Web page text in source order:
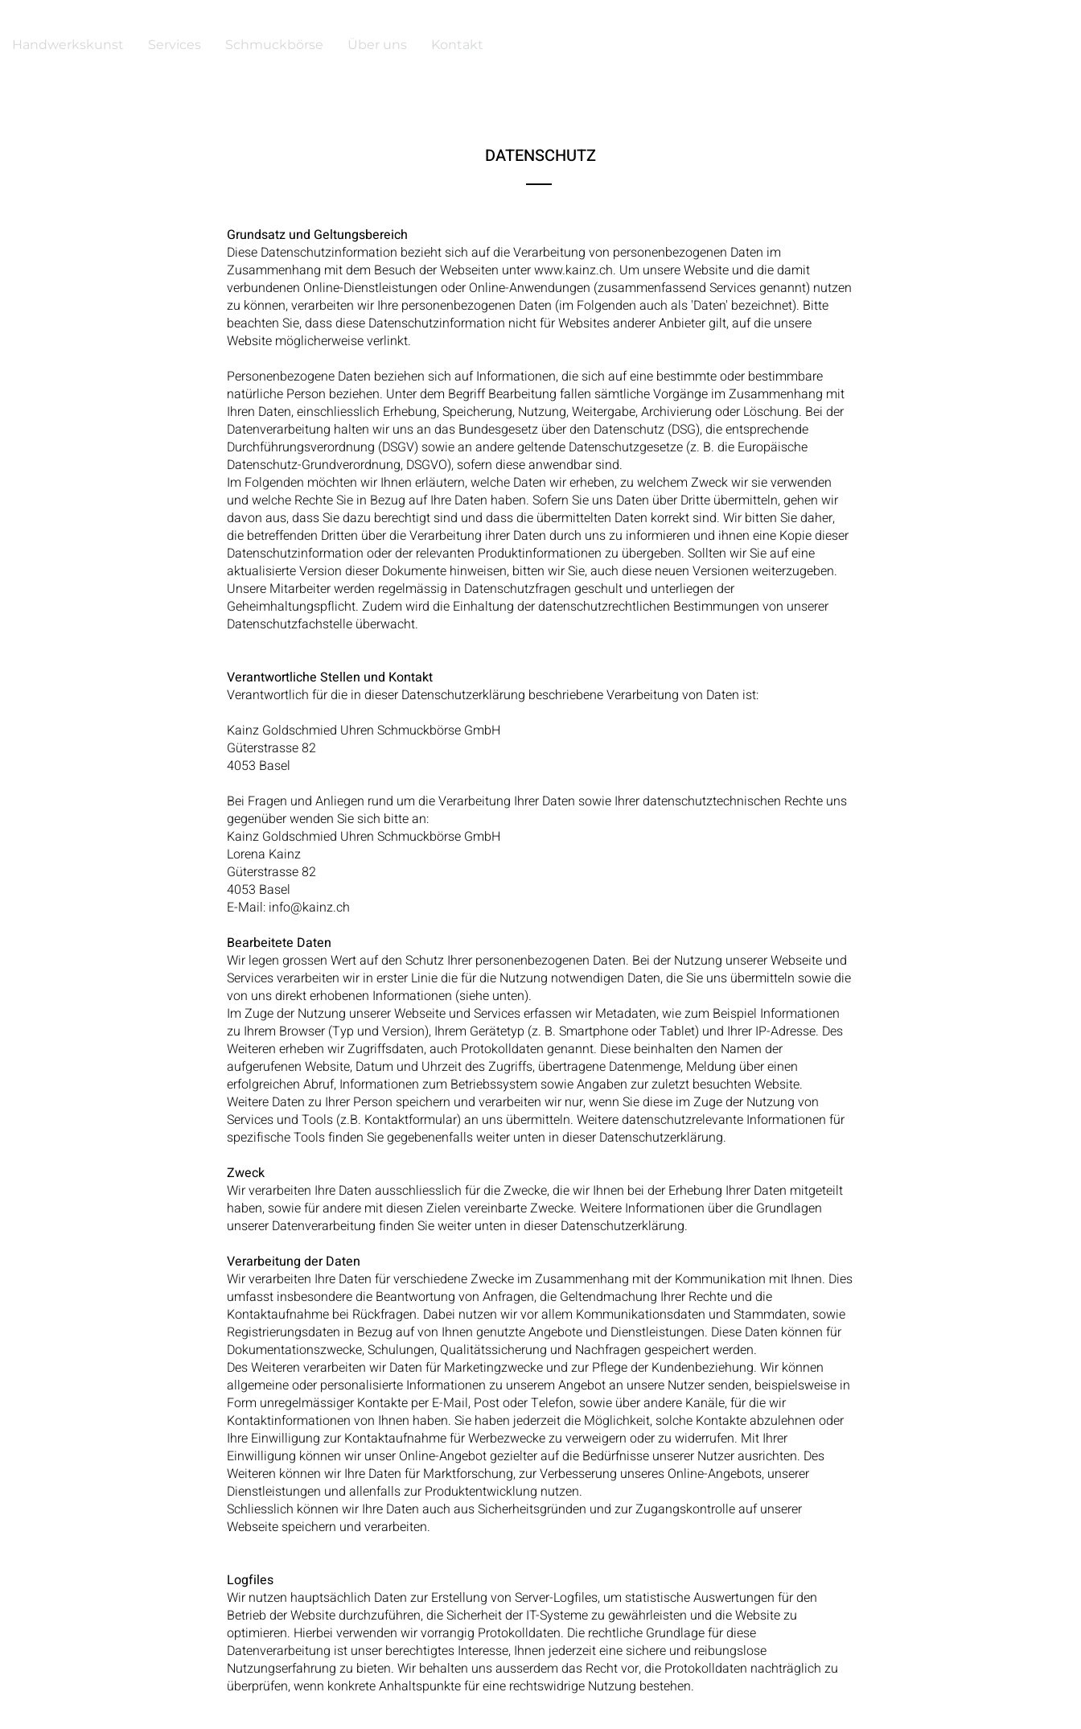
Handwerkskunst Services Schmuckbörse Über uns Kontakt
DATENSCHUTZ
Grundsatz und Geltungsbereich
Diese Datenschutzinformation bezieht sich auf die Verarbeitung von personenbezogenen Daten im
Zusammenhang mit dem Besuch der Webseiten unterwww.kainz.ch. Um unsere Website und die damit
verbundenen Online-Dienstleistungen oder Online-Anwendungen (zusammenfassend Services genannt) nutzen
zu können, verarbeiten wir Ihre personenbezogenen Daten (im Folgenden auch als 'Daten' bezeichnet). Bitte
beachten Sie, dass diese Datenschutzinformation nicht für Websites anderer Anbieter gilt, auf die unsere
Website möglicherweise verlinkt.
Personenbezogene Daten beziehen sich auf Informationen, die sich auf eine bestimmte oder bestimmbare
natürliche Person beziehen. Unter dem Begriff Bearbeitung fallen sämtliche Vorgänge im Zusammenhang mit
Ihren Daten, einschliesslich Erhebung, Speicherung, Nutzung, Weitergabe, Archivierung oder Löschung. Bei der
Datenverarbeitung halten wir uns an das Bundesgesetz über den Datenschutz (DSG), die entsprechende
Durchführungsverordnung (DSGV) sowie an andere geltende Datenschutzgesetze (z. B. die Europäische
Datenschutz-Grundverordnung, DSGVO), sofern diese anwendbar sind.
Im Folgenden möchten wir Ihnen erläutern, welche Daten wir erheben, zu welchem Zweck wir sie verwenden
und welche Rechte Sie in Bezug auf Ihre Daten haben. Sofern Sie uns Daten über Dritte übermitteln, gehen wir
davon aus, dass Sie dazu berechtigt sind und dass die übermittelten Daten korrekt sind. Wir bitten Sie daher,
die betreffenden Dritten über die Verarbeitung ihrer Daten durch uns zu informieren und ihnen eine Kopie dieser
Datenschutzinformation oder der relevanten Produktinformationen zu übergeben. Sollten wir Sie auf eine
aktualisierte Version dieser Dokumente hinweisen, bitten wir Sie, auch diese neuen Versionen weiterzugeben.
Unsere Mitarbeiter werden regelmässig in Datenschutzfragen geschult und unterliegen der
Geheimhaltungspflicht. Zudem wird die Einhaltung der datenschutzrechtlichen Bestimmungen von unserer
Datenschutzfachstelle überwacht.
Verantwortliche Stellen und Kontakt
Verantwortlich für die in dieser Datenschutzerklärung beschriebene Verarbeitung von Daten ist:
Kainz Goldschmied Uhren Schmuckbörse GmbH
Güterstrasse 82
4053 Basel
Bei Fragen und Anliegen rund um die Verarbeitung Ihrer Daten sowie Ihrer datenschutztechnischen Rechte uns
gegenüber wenden Sie sich bitte an:
Kainz Goldschmied Uhren Schmuckbörse GmbH
Lorena Kainz
Güterstrasse 82
4053 Basel
E-Mail: info@kainz.ch
Bearbeitete Daten
Wir legen grossen Wert auf den Schutz Ihrer personenbezogenen Daten. Bei der Nutzung unserer Webseite und
Services verarbeiten wir in erster Linie die für die Nutzung notwendigen Daten, die Sie uns übermitteln sowie die
von uns direkt erhobenen Informationen (siehe unten).
Im Zuge der Nutzung unserer Webseite und Services erfassen wir Metadaten, wie zum Beispiel Informationen
zu Ihrem Browser (Typ und Version), Ihrem Gerätetyp (z. B. Smartphone oder Tablet) und Ihrer IP-Adresse. Des
Weiteren erheben wir Zugriffsdaten, auch Protokolldaten genannt. Diese beinhalten den Namen der
aufgerufenen Website, Datum und Uhrzeit des Zugriffs, übertragene Datenmenge, Meldung über einen
erfolgreichen Abruf, Informationen zum Betriebssystem sowie Angaben zur zuletzt besuchten Website.
Weitere Daten zu Ihrer Person speichern und verarbeiten wir nur, wenn Sie diese im Zuge der Nutzung von
Services und Tools (z.B. Kontaktformular) an uns übermitteln. Weitere datenschutzrelevante Informationen für
spezifische Tools finden Sie gegebenenfalls weiter unten in dieser Datenschutzerklärung.
Zweck
Wir verarbeiten Ihre Daten ausschliesslich für die Zwecke, die wir Ihnen bei der Erhebung Ihrer Daten mitgeteilt
haben, sowie für andere mit diesen Zielen vereinbarte Zwecke. Weitere Informationen über die Grundlagen
unserer Datenverarbeitung finden Sie weiter unten in dieser Datenschutzerklärung.
Verarbeitung der Daten
Wir verarbeiten Ihre Daten für verschiedene Zwecke im Zusammenhang mit der Kommunikation mit Ihnen. Dies
umfasst insbesondere die Beantwortung von Anfragen, die Geltendmachung Ihrer Rechte und die
Kontaktaufnahme bei Rückfragen. Dabei nutzen wir vor allem Kommunikationsdaten und Stammdaten, sowie
Registrierungsdaten in Bezug auf von Ihnen genutzte Angebote und Dienstleistungen. Diese Daten können für
Dokumentationszwecke, Schulungen, Qualitätssicherung und Nachfragen gespeichert werden.
Des Weiteren verarbeiten wir Daten für Marketingzwecke und zur Pflege der Kundenbeziehung. Wir können
allgemeine oder personalisierte Informationen zu unserem Angebot an unsere Nutzer senden, beispielsweise in
Form unregelmässiger Kontakte per E-Mail, Post oder Telefon, sowie über andere Kanäle, für die wir
Kontaktinformationen von Ihnen haben. Sie haben jederzeit die Möglichkeit, solche Kontakte abzulehnen oder
Ihre Einwilligung zur Kontaktaufnahme für Werbezwecke zu verweigern oder zu widerrufen. Mit Ihrer
Einwilligung können wir unser Online-Angebot gezielter auf die Bedürfnisse unserer Nutzer ausrichten. Des
Weiteren können wir Ihre Daten für Marktforschung, zur Verbesserung unseres Online-Angebots, unserer
Dienstleistungen und allenfalls zur Produktentwicklung nutzen.
Schliesslich können wir Ihre Daten auch aus Sicherheitsgründen und zur Zugangskontrolle auf unserer
Webseite speichern und verarbeiten.
Logfiles
Wir nutzen hauptsächlich Daten zur Erstellung von Server-Logfiles, um statistische Auswertungen für den
Betrieb der Website durchzuführen, die Sicherheit der IT-Systeme zu gewährleisten und die Website zu
optimieren. Hierbei verwenden wir vorrangig Protokolldaten. Die rechtliche Grundlage für diese
Datenverarbeitung ist unser berechtigtes Interesse, Ihnen jederzeit eine sichere und reibungslose
Nutzungserfahrung zu bieten. Wir behalten uns ausserdem das Recht vor, die Protokolldaten nachträglich zu
überprüfen, wenn konkrete Anhaltspunkte für eine rechtswidrige Nutzung bestehen.